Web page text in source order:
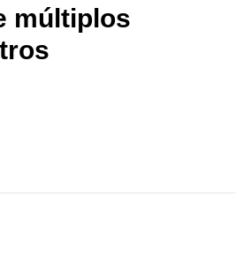
múltiplos